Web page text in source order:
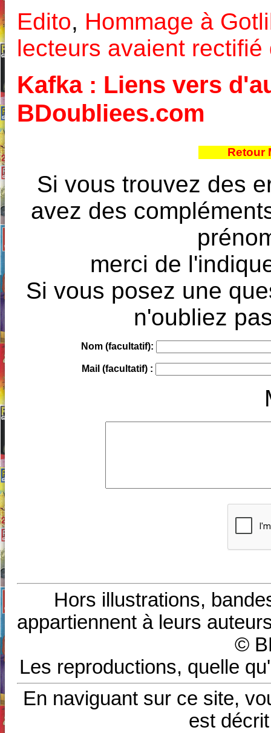
Edito, Hommage à
lecteurs avaient rectifié
Kafka : Liens vers
BDoubliees.com
Retour
Si vous trouvez des
avez des
merci de
Si vous posez une
n'oubliez
Nom (facultatif):
Mail (facultatif) :
Hors illustrations,
appartiennent à leurs
©
Les reproductions, quelle
En naviguant sur ce site,
est